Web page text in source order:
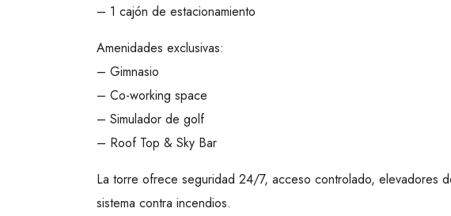
– 1 cajón de estacionamiento
Amenidades exclusivas:
– Gimnasio
– Co-working space
– Simulador de golf
– Roof Top & Sky Bar
La torre ofrece seguridad 24/7, acceso controlado, elevadores
sistema contra incendios.